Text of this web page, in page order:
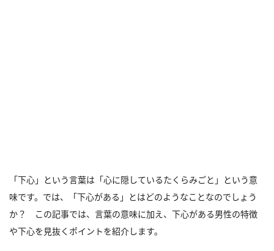
「下心」という言葉は「心に隠しているたくらみごと」という意
味です。では、「下心がある」とはどのようなことなのでしょう
か？ この記事では、言葉の意味に加え、下心がある男性の特徴
や下心を見抜くポイントを紹介します。